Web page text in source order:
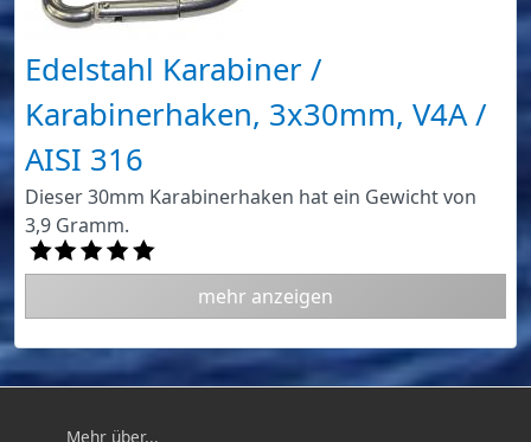
Edelstahl Karabiner /
Karabinerhaken, 3x30mm, V4A /
AISI 316
Dieser 30mm Karabinerhaken hat ein Gewicht von
3,9 Gramm.
mehr anzeigen
Mehr über...